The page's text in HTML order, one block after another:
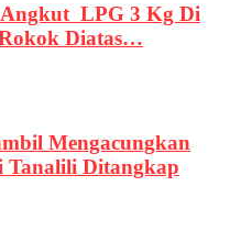
LPG 3 Kg Di
Diatas…
Mengacungkan
Tanalili Ditangkap